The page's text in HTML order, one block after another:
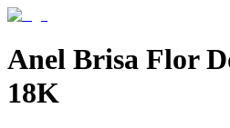
Anel Brisa Flor
18K